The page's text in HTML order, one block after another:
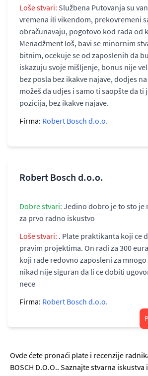
Loše stvari: Službena Putovanja su
vremena ili vikendom, prekovremeni
obračunavaju, pogotovo kod rada od
Menadžment loš, bavi se minornim
bitnim, ocekuje se od zaposlenih da
iskazuju svoje mišljenje, bonus nije
bez posla bez ikakve najave, dodjes
možeš da udjes i samo ti saopšte da ti
pozicija, bez ikakve najave.
Firma: Robert Bosch d.o.o.
Robert Bosch d.o.o.
Dobre stvari: Jedino dobro je to sto je
za prvo radno iskustvo
Loše stvari: . Plate praktikanta koji ce
pravim projektima. On radi za 300
koji rade redovno zaposleni za mnogo
nikad nije siguran da li ce dobiti
nece
Firma: Robert Bosch d.o.o.
Ovde ćete pronaći plate i recenzije
BOSCH D.O.O.. Saznajte stvarna